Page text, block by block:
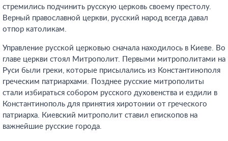
стремились подчинить русскую церковь своему престолу.
Верный православной церкви, русский народ всегда давал
отпор католикам.
Управление русской церковью сначала находилось в Киеве. Во
главе церкви стоял Митрополит. Первыми митрополитами на
Руси были греки, которые присылались из Константинополя
греческим патриархами. Позднее русские митрополиты
стали избираться собором русского духовенства и ездили в
Константинополь для принятия хиротонии от греческого
патриарха. Киевский митрополит ставил епископов на
важнейшие русские города.